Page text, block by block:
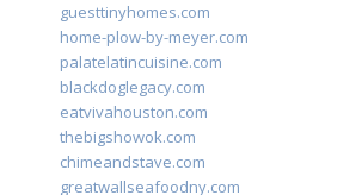
guesttinyhomes.com
home-plow-by-meyer.com
palatelatincuisine.com
blackdoglegacy.com
eatvivahouston.com
thebigshowok.com
chimeandstave.com
greatwallseafoodny.com